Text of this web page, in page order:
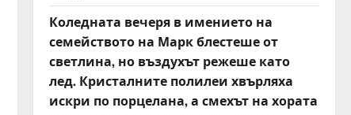
Коледната вечеря в имението на
семейството на Марк блестеше от
светлина, но въздухът режеше като
лед. Кристалните полилеи хвърляха
искри по порцелана, а смехът на хората